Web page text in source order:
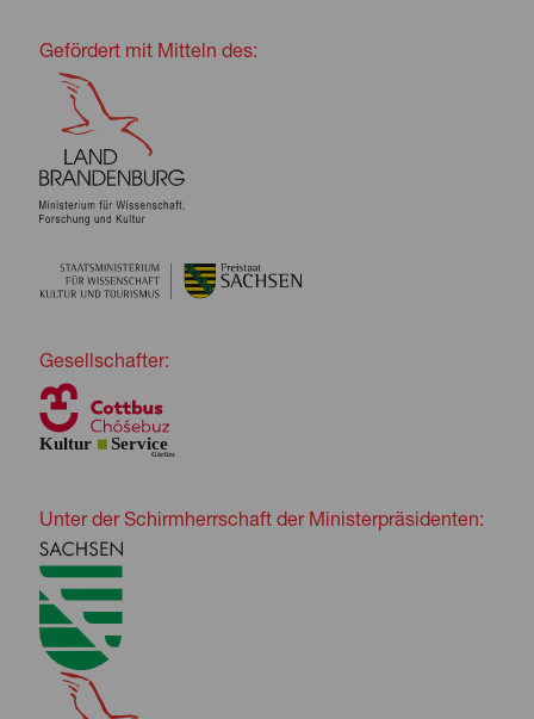
Gefördert mit Mitteln des:
Gesellschafter:
Unter der Schirmherrschaft der Ministerpräsidenten: